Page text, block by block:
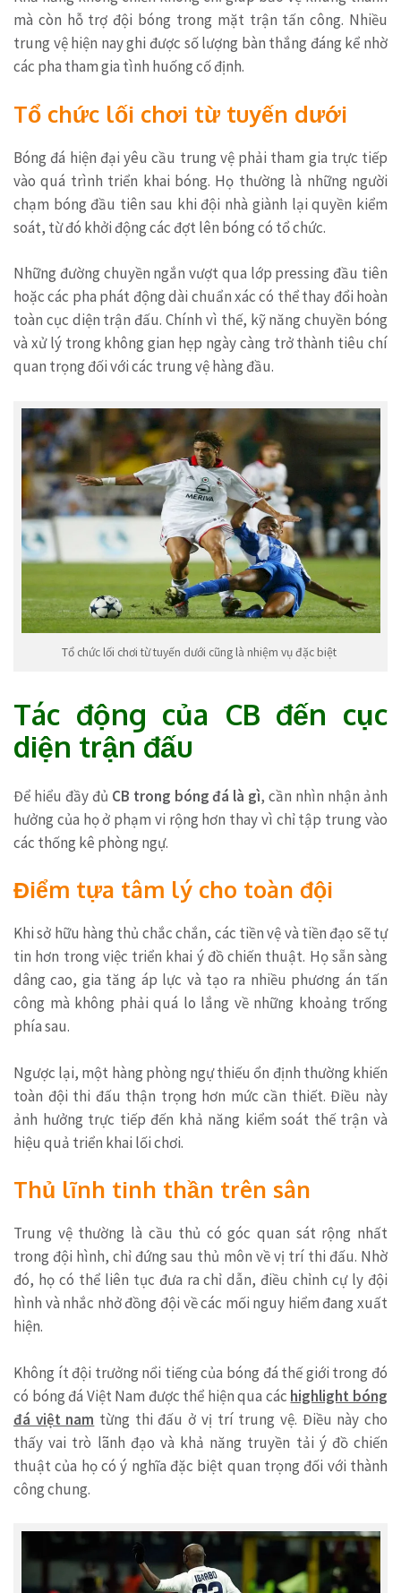
mà còn hỗ trợ đội bóng trong mặt trận tấn công. Nhiều
trung vệ hiện nay ghi được số lượng bàn thắng đáng kể nhờ
các pha tham gia tình huống cố định.
Tổ chức lối chơi từ tuyến dưới
Bóng đá hiện đại yêu cầu trung vệ phải tham gia trực tiếp
vào quá trình triển khai bóng. Họ thường là những người
chạm bóng đầu tiên sau khi đội nhà giành lại quyền kiểm
soát, từ đó khởi động các đợt lên bóng có tổ chức.
Những đường chuyền ngắn vượt qua lớp pressing đầu tiên
hoặc các pha phát động dài chuẩn xác có thể thay đổi hoàn
toàn cục diện trận đấu. Chính vì thế, kỹ năng chuyền bóng
và xử lý trong không gian hẹp ngày càng trở thành tiêu chí
quan trọng đối với các trung vệ hàng đầu.
Tổ chức lối chơi từ tuyến dưới cũng là nhiệm vụ đặc biệt
Tác động của CB đến cục
diện trận đấu
Để hiểu đầy đủ CB trong bóng đá là gì, cần nhìn nhận ảnh
hưởng của họ ở phạm vi rộng hơn thay vì chỉ tập trung vào
các thống kê phòng ngự.
Điểm tựa tâm lý cho toàn đội
Khi sở hữu hàng thủ chắc chắn, các tiền vệ và tiền đạo sẽ tự
tin hơn trong việc triển khai ý đồ chiến thuật. Họ sẵn sàng
dâng cao, gia tăng áp lực và tạo ra nhiều phương án tấn
công mà không phải quá lo lắng về những khoảng trống
phía sau.
Ngược lại, một hàng phòng ngự thiếu ổn định thường khiến
toàn đội thi đấu thận trọng hơn mức cần thiết. Điều này
ảnh hưởng trực tiếp đến khả năng kiểm soát thế trận và
hiệu quả triển khai lối chơi.
Thủ lĩnh tinh thần trên sân
Trung vệ thường là cầu thủ có góc quan sát rộng nhất
trong đội hình, chỉ đứng sau thủ môn về vị trí thi đấu. Nhờ
đó, họ có thể liên tục đưa ra chỉ dẫn, điều chỉnh cự ly đội
hình và nhắc nhở đồng đội về các mối nguy hiểm đang xuất
hiện.
Không ít đội trưởng nổi tiếng của bóng đá thế giới trong đó
có bóng đá Việt Nam được thể hiện qua các highlight bóng
đá việt nam từng thi đấu ở vị trí trung vệ. Điều này cho
thấy vai trò lãnh đạo và khả năng truyền tải ý đồ chiến
thuật của họ có ý nghĩa đặc biệt quan trọng đối với thành
công chung.